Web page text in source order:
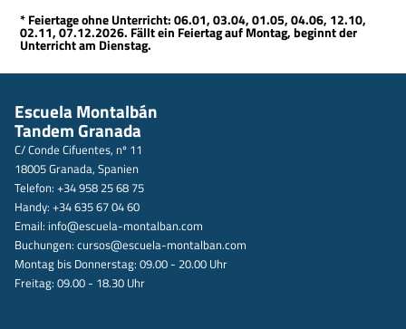
* Feiertage ohne Unterricht: 06.01, 03.04, 01.05, 04.06, 12.10,
02.11, 07.12.2026. Fällt ein Feiertag auf Montag, beginnt der
Unterricht am Dienstag.
Escuela Montalbán
Tandem Granada
C/ Conde Cifuentes, nº 11
18005 Granada, Spanien
Telefon: +34 958 25 68 75
Handy: +34 635 67 04 60
Email: info@escuela-montalban.com
Buchungen: cursos@escuela-montalban.com
Montag bis Donnerstag: 09.00 - 20.00 Uhr
Freitag: 09.00 - 18.30 Uhr